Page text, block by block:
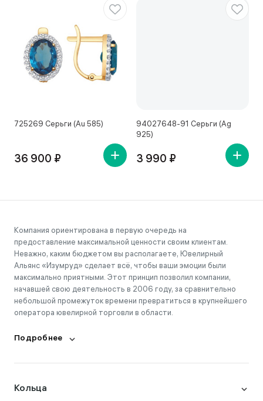
725269 Серьги (Au 585)
36 900 ₽
94027648-91 Серьги (Ag
925)
3 990 ₽
Компания ориентирована в первую очередь на
предоставление максимальной ценности своим клиентам.
Неважно, каким бюджетом вы располагаете, Ювелирный
Альянс «Изумруд» сделает всё, чтобы ваши эмоции были
максимально приятными. Этот принцип позволил компании,
начавшей свою деятельность в 2006 году, за сравнительно
небольшой промежуток времени превратиться в крупнейшего
оператора ювелирной торговли в области.
Подробнее
Кольца